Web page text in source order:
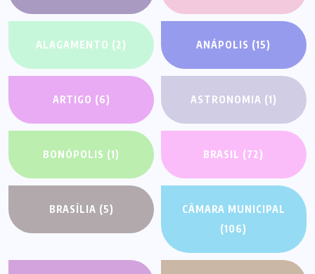
ALAGAMENTO (2) ANÁPOLIS (15)
ARTIGO (6) ASTRONOMIA (1)
BONÓPOLIS (1) BRASIL (72)
BRASÍLIA (5)
CÂMARA MUNICIPAL
(106)